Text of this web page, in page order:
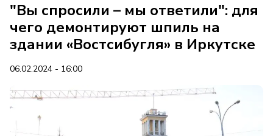
"Вы спросили – мы ответили": для
чего демонтируют шпиль на
здании «Востсибугля» в Иркутске
06.02.2024 - 16:00